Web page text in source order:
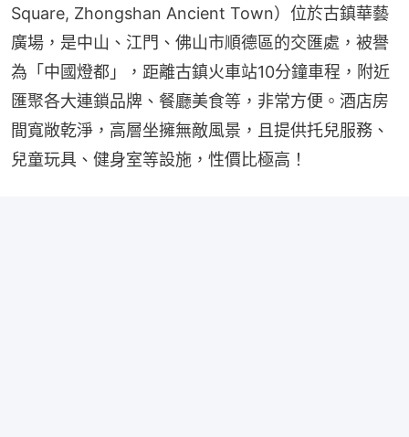
Square, Zhongshan Ancient Town）位於古鎮華藝
廣場，是中山、江門、佛山市順德區的交匯處，被譽
為「中國燈都」，距離古鎮火車站10分鐘車程，附近
匯聚各大連鎖品牌、餐廳美食等，非常方便。酒店房
間寬敞乾淨，高層坐擁無敵風景，且提供托兒服務、
兒童玩具、健身室等設施，性價比極高！